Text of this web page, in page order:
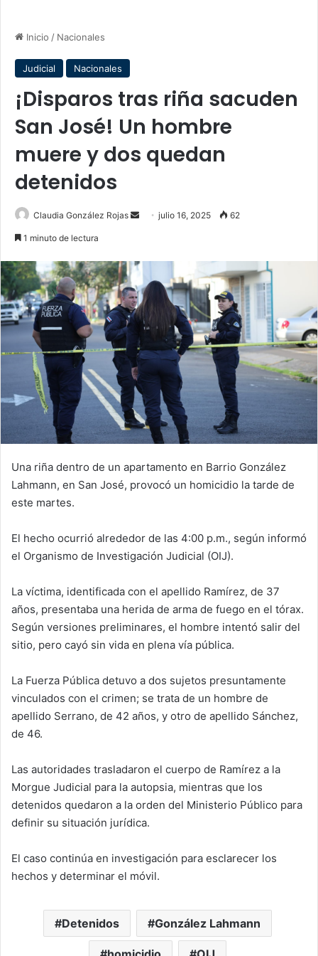
Inicio / Nacionales
Judicial Nacionales
¡Disparos tras riña sacuden
San José! Un hombre
muere y dos quedan
detenidos
Claudia González Rojas
Sendjulio 16, 2025 62
1 minuto de lectura
Una riña dentro de un apartamento en Barrio González
Lahmann, en San José, provocó un homicidio la tarde de
este martes.
El hecho ocurrió alrededor de las 4:00 p.m., según informó
el Organismo de Investigación Judicial (OIJ).
La víctima, identificada con el apellido Ramírez, de 37
años, presentaba una herida de arma de fuego en el tórax.
Según versiones preliminares, el hombre intentó salir del
sitio, pero cayó sin vida en plena vía pública.
La Fuerza Pública detuvo a dos sujetos presuntamente
vinculados con el crimen; se trata de un hombre de
apellido Serrano, de 42 años, y otro de apellido Sánchez,
de 46.
Las autoridades trasladaron el cuerpo de Ramírez a la
Morgue Judicial para la autopsia, mientras que los
detenidos quedaron a la orden del Ministerio Público para
definir su situación jurídica.
El caso continúa en investigación para esclarecer los
hechos y determinar el móvil.
Detenidos González Lahmann